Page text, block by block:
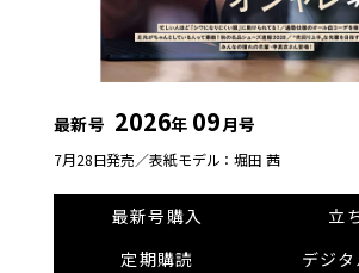
最新号 2026年 09月号
7月28日発売／表紙モデル：堀田 茜
最新号購入
立
定期購読
デジ